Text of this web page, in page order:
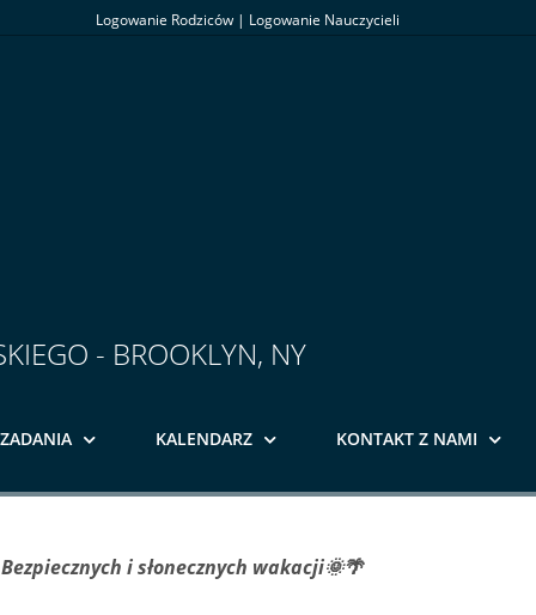
Logowanie Rodziców | Logowanie Nauczycieli
- BROOKLYN, NY
ZADANIA KALENDARZ KONTAKT Z NAMI
i słonecznych wakacji🌞🌴